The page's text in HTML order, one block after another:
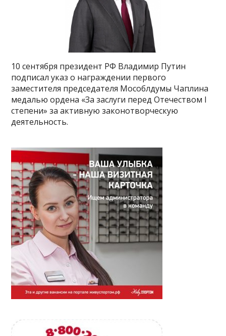
10 сентября президент РФ Владимир Путин
подписал указ о награждении первого
заместителя председателя Мособлдумы Чаплина
медалью ордена «За заслуги перед Отечеством I
степени» за активную законотворческую
деятельность.